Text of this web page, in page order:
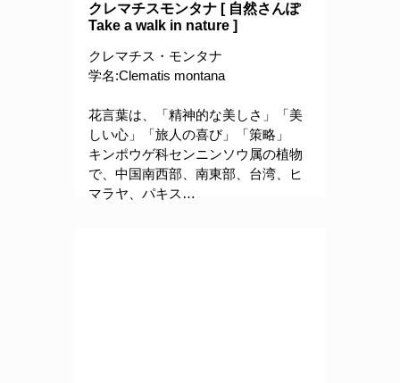
クレマチスモンタナ [ 自然さんぽ
Take a walk in nature ]
クレマチス・モンタナ
学名:Clematis montana
花言葉は、「精神的な美しさ」「美
しい心」「旅人の喜び」「策略」
キンポウゲ科センニンソウ属の植物
で、中国南西部、南東部、台湾、ヒ
マラヤ、パキス…